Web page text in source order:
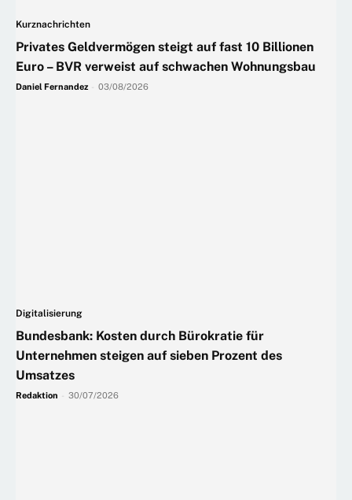
Kurznachrichten
Privates Geldvermögen steigt auf fast 10 Billionen
Euro – BVR verweist auf schwachen Wohnungsbau
Daniel Fernandez 03/08/2026
Digitalisierung
Bundesbank: Kosten durch Bürokratie für
Unternehmen steigen auf sieben Prozent des
Umsatzes
Redaktion 30/07/2026